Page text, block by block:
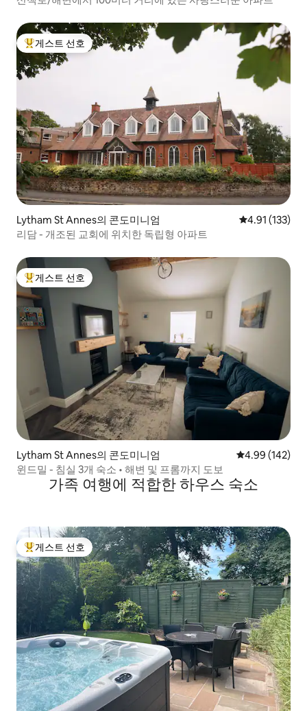
상위 게스트 선호
게스트 선호
Lytham St Annes의 콘도미니엄 평점 4.91점(5
4.91 (133)
리담 - 개조된 교회에 위치한 독립형 아파트
상위 게스트 선호
게스트 선호
Lytham St Annes의 콘도미니엄 평점 4.99점(5
4.99 (142)
윈드밀 - 침실 3개 숙소 • 해변 및 프롬까지 도보
가족 여행에 적합한 하우스 숙소
상위 게스트 선호
게스트 선호